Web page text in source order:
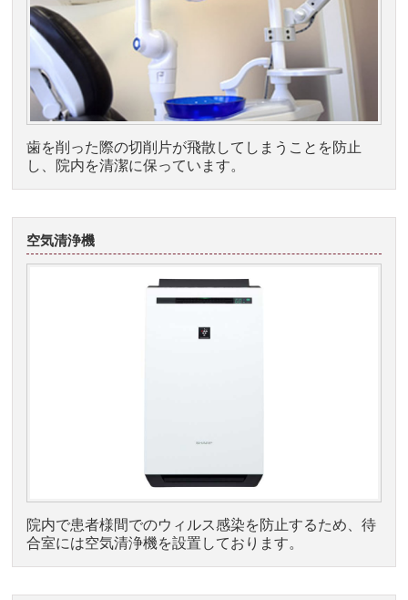
歯を削った際の切削片が飛散してしまうことを防止
し、院内を清潔に保っています。
空気清浄機
院内で患者様間でのウィルス感染を防止するため、待
合室には空気清浄機を設置しております。